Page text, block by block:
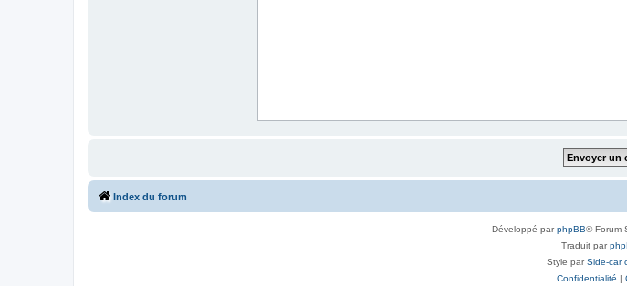
Index du forum
Développé parphpBB® Forum
Traduit par
Style parSide-car
Confidentialité |